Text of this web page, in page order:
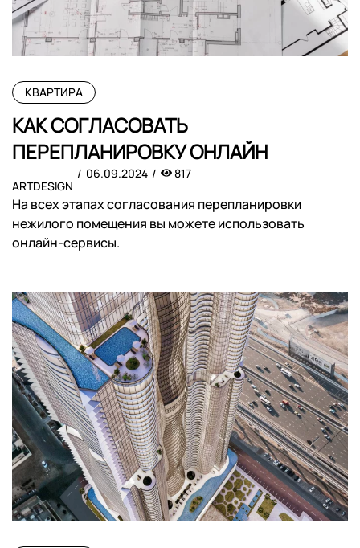
КВАРТИРА
КАК СОГЛАСОВАТЬ
ПЕРЕПЛАНИРОВКУ ОНЛАЙН
ARTDESIGN
06.09.2024 817
На всех этапах согласования перепланировки
нежилого помещения вы можете использовать
онлайн-сервисы.